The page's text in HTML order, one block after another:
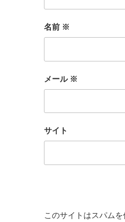
名前 ※
メール ※
サイト
このサイトはスパム